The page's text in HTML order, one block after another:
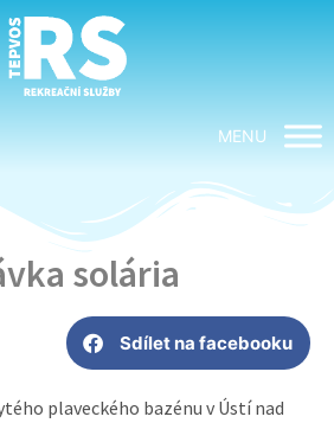
MENU
solária
Sdílet na facebooku
plaveckého bazénu v Ústí nad